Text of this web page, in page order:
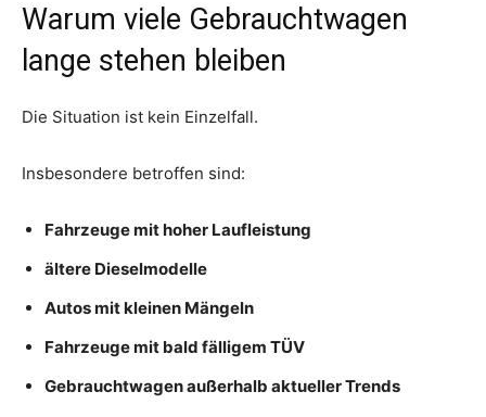
Warum viele Gebrauchtwagen
lange stehen bleiben
Die Situation ist kein Einzelfall.
Insbesondere betroffen sind:
Fahrzeuge mit hoher Laufleistung
ältere Dieselmodelle
Autos mit kleinen Mängeln
Fahrzeuge mit bald fälligem TÜV
Gebrauchtwagen außerhalb aktueller Trends